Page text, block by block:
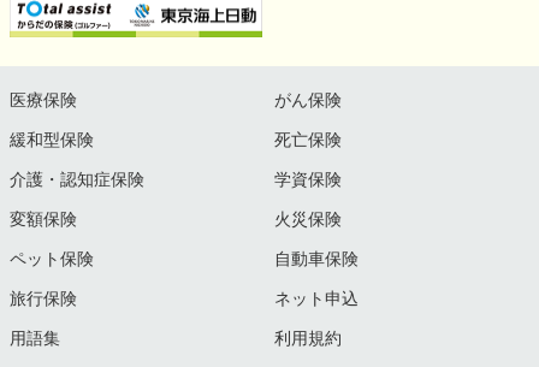
医療保険 がん保険
緩和型保険 死亡保険
介護・認知症保険 学資保険
変額保険 火災保険
ペット保険 自動車保険
旅行保険 ネット申込
用語集 利用規約